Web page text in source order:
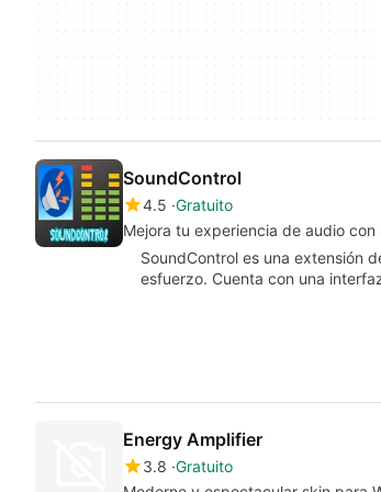
SoundControl
4.5 Gratuito
Mejora tu experiencia de audio con
SoundControl es una extensión
esfuerzo. Cuenta con una
Energy Amplifier
3.8 Gratuito